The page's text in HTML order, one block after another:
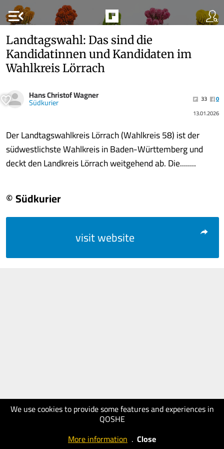
menu_open
We use cookies to provide some features and experiences in
QOSHE
More information . Close
Landtagswahl: Das sind die
Kandidatinnen und Kandidaten im
Wahlkreis Lörrach
Hans Christof Wagner
Südkurier 33
0
13.01.2026
Der Landtagswahlkreis Lörrach (Wahlkreis 58) ist der
südwestlichste Wahlkreis in Baden-Württemberg und
deckt den Landkreis Lörrach weitgehend ab. Die........
© Südkurier
visit website